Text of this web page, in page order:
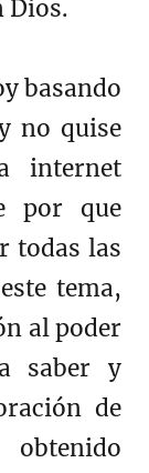
Dios.
basando
no quise
internet
por que
todas las
tema,
al poder
saber y
de